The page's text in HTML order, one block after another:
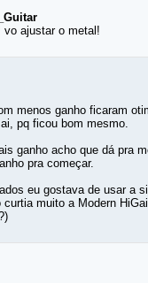
vo ajustar o metal!
menos ganho ficaram
pq ficou bom mesmo.
ganho acho que dá pra
pra começar.
eu gostava de usar a
curtia muito a Modern